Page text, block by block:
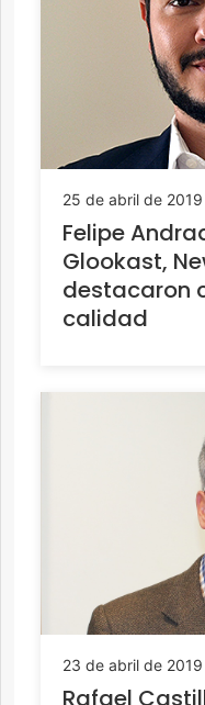
25 de abril de 2019
Felipe
Glookast,
destacaron
calidad
23 de abril de 2019
Rafael